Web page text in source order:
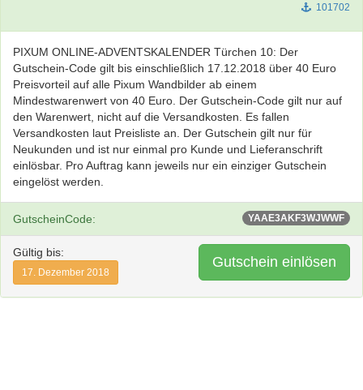
101702
PIXUM ONLINE-ADVENTSKALENDER Türchen 10: Der
Gutschein-Code gilt bis einschließlich 17.12.2018 über 40 Euro
Preisvorteil auf alle Pixum Wandbilder ab einem
Mindestwarenwert von 40 Euro. Der Gutschein-Code gilt nur auf
den Warenwert, nicht auf die Versandkosten. Es fallen
Versandkosten laut Preisliste an. Der Gutschein gilt nur für
Neukunden und ist nur einmal pro Kunde und Lieferanschrift
einlösbar. Pro Auftrag kann jeweils nur ein einziger Gutschein
eingelöst werden.
GutscheinCode: YAAE3AKF3WJWWF
Gültig bis:
17. Dezember 2018
Gutschein einlösen